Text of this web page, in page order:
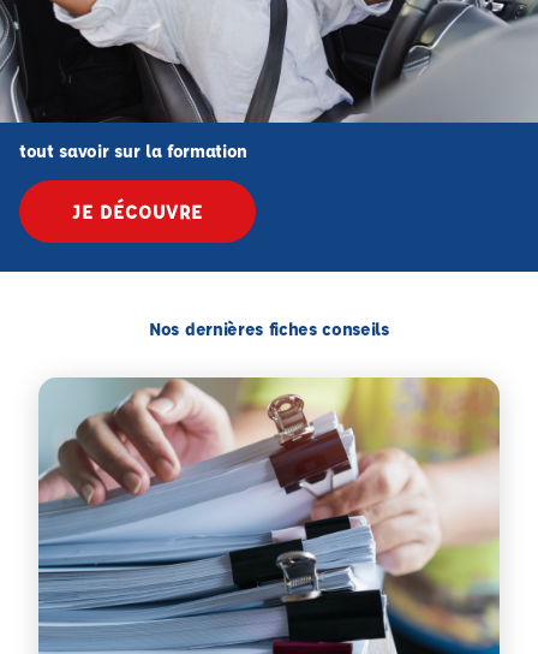
tout savoir sur la formation
JE DÉCOUVRE
Nos dernières fiches conseils